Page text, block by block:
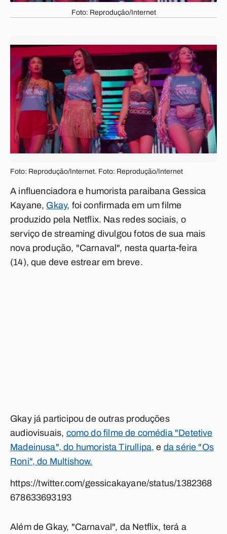
Foto: Reprodução/Internet
Foto: Reprodução/Internet. Foto: Reprodução/Internet
A influenciadora e humorista paraibana Gessica
Kayane, Gkay, foi confirmada em um filme
produzido pela Netflix. Nas redes sociais, o
serviço de streaming divulgou fotos de sua mais
nova produção, "Carnaval", nesta quarta-feira
(14), que deve estrear em breve.
Gkay já participou de outras produções
audiovisuais, como do filme de comédia "Detetive
Madeinusa", do humorista Tirullipa, e da série "Os
Roni", do Multishow.
https://twitter.com/gessicakayane/status/1382368
678633693193
Além de Gkay, "Carnaval", da Netflix, terá a